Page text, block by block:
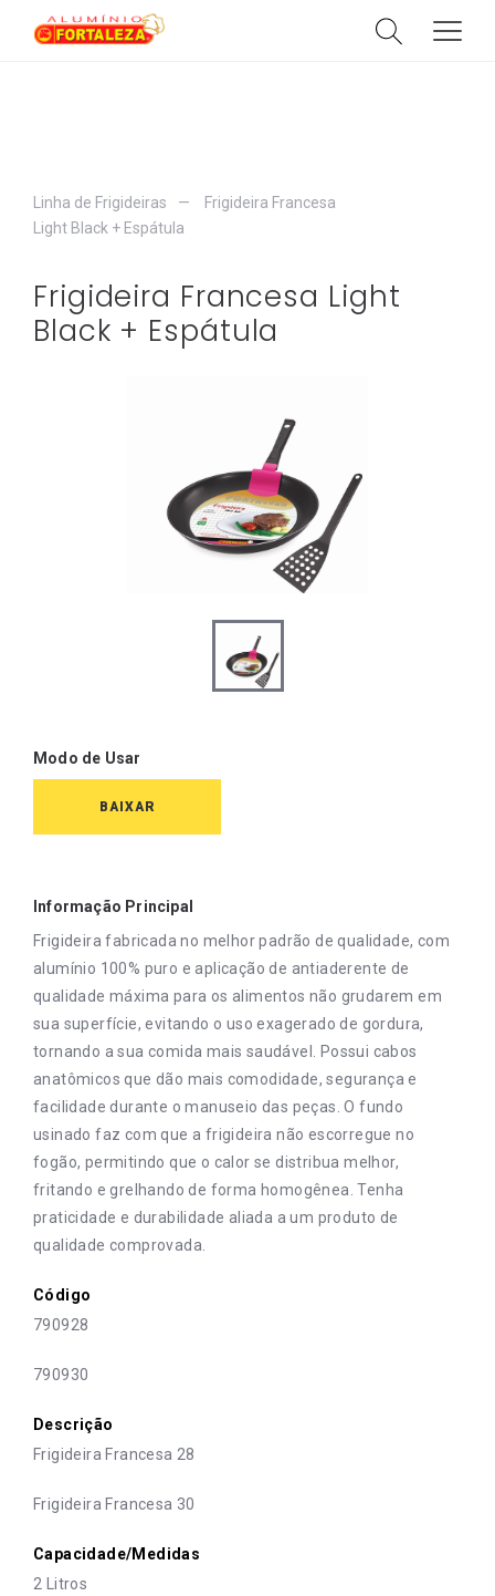
Linha de Frigideiras
Frigideira Francesa
Light Black + Espátula
Frigideira Francesa Light
Black + Espátula
Modo de Usar
BAIXAR
Informação Principal
Frigideira fabricada no melhor padrão de qualidade, com
alumínio 100% puro e aplicação de antiaderente de
qualidade máxima para os alimentos não grudarem em
sua superfície, evitando o uso exagerado de gordura,
tornando a sua comida mais saudável. Possui cabos
anatômicos que dão mais comodidade, segurança e
facilidade durante o manuseio das peças. O fundo
usinado faz com que a frigideira não escorregue no
fogão, permitindo que o calor se distribua melhor,
fritando e grelhando de forma homogênea. Tenha
praticidade e durabilidade aliada a um produto de
qualidade comprovada.
Código
790928
790930
Descrição
Frigideira Francesa 28
Frigideira Francesa 30
Capacidade/Medidas
2 Litros
PRODUTOS